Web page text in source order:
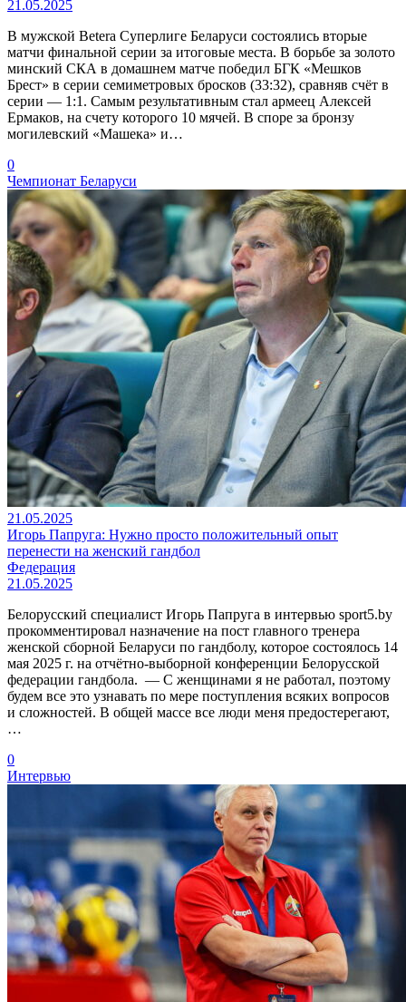
21.05.2025
В мужской Betera Суперлиге Беларуси состоялись вторые
матчи финальной серии за итоговые места. В борьбе за золото
минский СКА в домашнем матче победил БГК «Мешков
Брест» в серии семиметровых бросков (33:32), сравняв счёт в
серии — 1:1. Самым результативным стал армеец Алексей
Ермаков, на счету которого 10 мячей. В споре за бронзу
могилевский «Машека» и…
0
Чемпионат Беларуси
21.05.2025
Игорь Папруга: Нужно просто положительный опыт
перенести на женский гандбол
Федерация
21.05.2025
Белорусский специалист Игорь Папруга в интервью sport5.by
прокомментировал назначение на пост главного тренера
женской сборной Беларуси по гандболу, которое состоялось 14
мая 2025 г. на отчётно-выборной конференции Белорусской
федерации гандбола. — С женщинами я не работал, поэтому
будем все это узнавать по мере поступления всяких вопросов
и сложностей. В общей массе все люди меня предостерегают,
…
0
Интервью